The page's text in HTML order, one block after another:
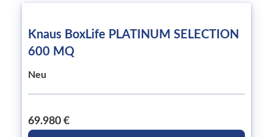
Knaus BoxLife PLATINUM SELECTION
600 MQ
Neu
69.980 €